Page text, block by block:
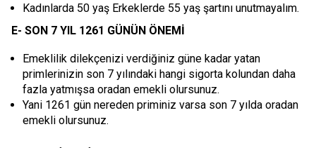
Kadınlarda 50 yaş Erkeklerde 55 yaş şartını unutmayalım.
E- SON 7 YIL 1261 GÜNÜN ÖNEMİ
Emeklilik dilekçenizi verdiğiniz güne kadar yatan
primlerinizin son 7 yılındaki hangi sigorta kolundan daha
fazla yatmışsa oradan emekli olursunuz.
Yani 1261 gün nereden priminiz varsa son 7 yılda oradan
emekli olursunuz.